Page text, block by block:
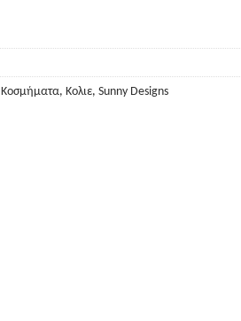
Κοσμήματα, Κολιε, Sunny Designs